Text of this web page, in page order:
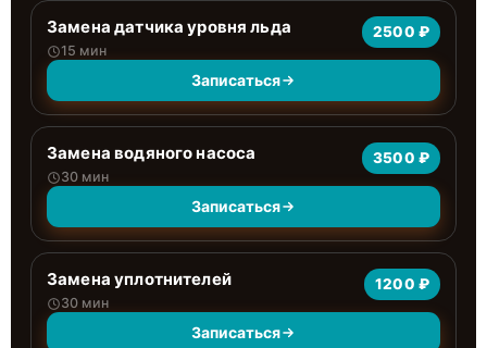
Замена датчика уровня льда
15 мин
2500 ₽
Записаться
Замена водяного насоса
30 мин
3500 ₽
Записаться
Замена уплотнителей
30 мин
1200 ₽
Записаться